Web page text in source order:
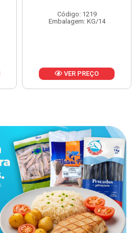
Código: 1219
Embalagem: KG/14
VER PREÇO